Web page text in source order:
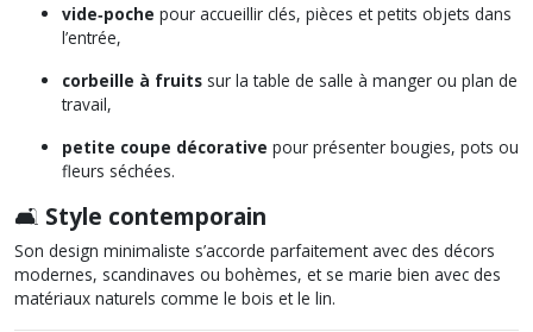
vide‑poche pour accueillir clés, pièces et petits objets dans
l’entrée,
corbeille à fruits sur la table de salle à manger ou plan de
travail,
petite coupe décorative pour présenter bougies, pots ou
fleurs séchées.
🛋️ Style contemporain
Son design minimaliste s’accorde parfaitement avec des décors
modernes, scandinaves ou bohèmes, et se marie bien avec des
matériaux naturels comme le bois et le lin.